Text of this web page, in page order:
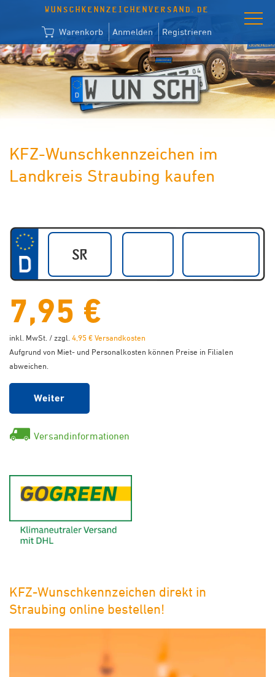
WUNSCHKENNZEICHENVERSAND.DE
Warenkorb Anmelden Registrieren
KFZ-Wunschkennzeichen im
Landkreis Straubing kaufen
7,95 €
inkl. MwSt. / zzgl. 4,95 € Versandkosten
Aufgrund von Miet- und Personalkosten können Preise in Filialen
abweichen.
Weiter
Versandinformationen
KFZ-Wunschkennzeichen direkt in
Straubing online bestellen!